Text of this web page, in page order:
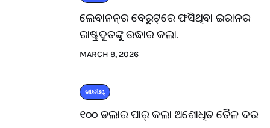
ଲେବାନନ୍‌ର ବେରୁଟ୍‌ରେ ଫସିଥିବା ଇରାନର
ରାଷ୍ଟ୍ରଦୂତଙ୍କୁ ଉଦ୍ଧାର କଲା.
MARCH 9, 2026
ଜାତୀୟ
୧୦୦ ଡଲାର ପାର୍ କଲା ଅଶୋଧିତ ତୈଳ ଦର